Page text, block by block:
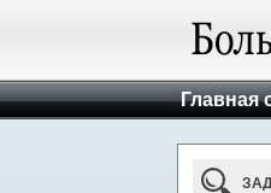
Главная